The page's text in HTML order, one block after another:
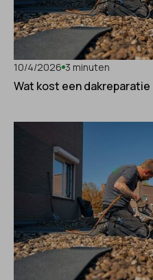
10/4/2026 3 minuten
Wat kost een dakreparatie